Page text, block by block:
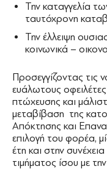
Την καταγγελία
ταυτόχρονη
Την έλλειψη
κοινωνικά –
Προσεγγίζοντας τις
ευάλωτους
πτώχευσης και
μεταβίβαση της
Απόκτησης και
επιλογή του φορέα,
έτη και στην
τιμήματος ίσου με